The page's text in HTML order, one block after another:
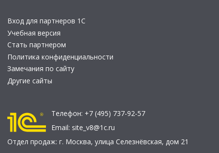
Вход для партнеров 1С
Учебная версия
Стать партнером
Политика конфиденциальности
Замечания по сайту
Другие сайты
Телефон: +7 (495) 737-92-57
Email: site_v8@1c.ru
Отдел продаж: г. Москва, улица Селезнёвская, дом 21